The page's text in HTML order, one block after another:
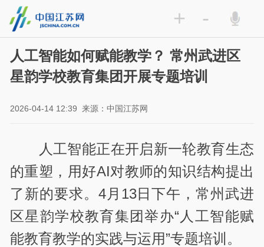
+ -
人工智能如何赋能教学？ 常州武进区
星韵学校教育集团开展专题培训
2026-04-14 12:39 来源：中国江苏网
人工智能正在开启新一轮教育生态
的重塑，用好AI对教师的知识结构提出
了新的要求。4月13日下午，常州武进
区星韵学校教育集团举办“人工智能赋
能教育教学的实践与运用”专题培训。